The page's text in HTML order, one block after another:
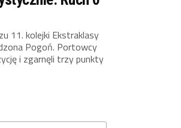
11. kolejki Ekstraklasy
Pogoń. Portowcy
i zgarnęli trzy punkty